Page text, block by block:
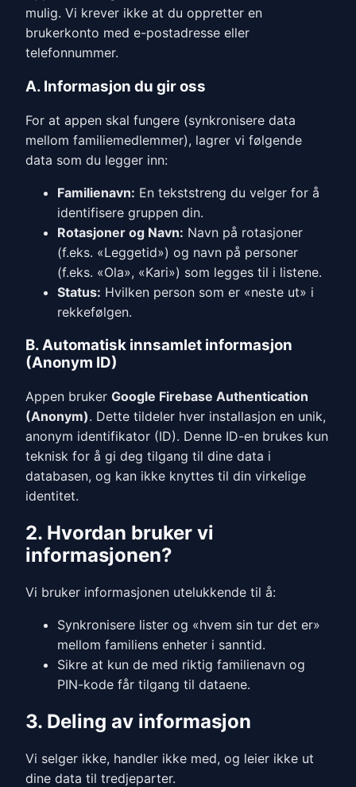
mulig. Vi krever ikke at du oppretter en
brukerkonto med e-postadresse eller
telefonnummer.
A. Informasjon du gir oss
For at appen skal fungere (synkronisere data
mellom familiemedlemmer), lagrer vi følgende
data som du legger inn:
Familienavn: En tekststreng du velger for å
identifisere gruppen din.
Rotasjoner og Navn: Navn på rotasjoner
(f.eks. «Leggetid») og navn på personer
(f.eks. «Ola», «Kari») som legges til i listene.
Status: Hvilken person som er «neste ut» i
rekkefølgen.
B. Automatisk innsamlet informasjon
(Anonym ID)
Appen bruker Google Firebase Authentication
(Anonym). Dette tildeler hver installasjon en unik,
anonym identifikator (ID). Denne ID-en brukes kun
teknisk for å gi deg tilgang til dine data i
databasen, og kan ikke knyttes til din virkelige
identitet.
2. Hvordan bruker vi
informasjonen?
Vi bruker informasjonen utelukkende til å:
Synkronisere lister og «hvem sin tur det er»
mellom familiens enheter i sanntid.
Sikre at kun de med riktig familienavn og
PIN-kode får tilgang til dataene.
3. Deling av informasjon
Vi selger ikke, handler ikke med, og leier ikke ut
dine data til tredjeparter.